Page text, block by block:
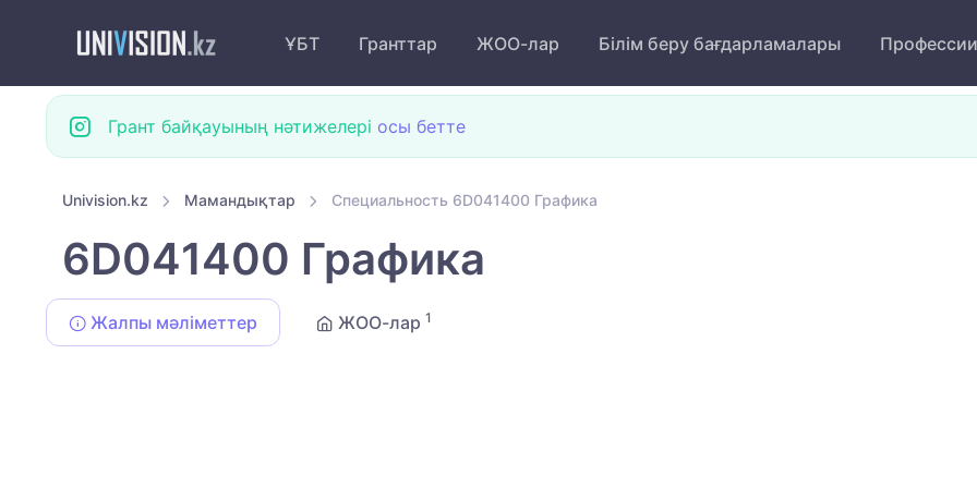
ҰБТ Гранттар ЖОО-лар Білім беру бағдарламалары Профессии
Грант байқауының нәтижелері осы бетте
Univision.kz Мамандықтар Специальность 6D041400 Графика
6D041400 Графика
Жалпы мәліметтер ЖОО-лар 1